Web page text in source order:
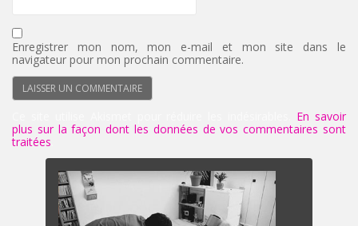
Enregistrer mon nom, mon e-mail et mon site dans le
navigateur pour mon prochain commentaire.
En savoir
plus sur la façon dont les données de vos commentaires sont
traitées